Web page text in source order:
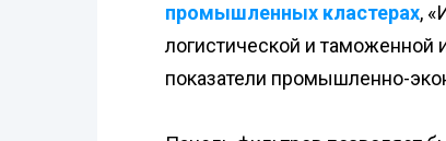
промышленных кластерах,
логистической и таможенной
показатели промышленно-